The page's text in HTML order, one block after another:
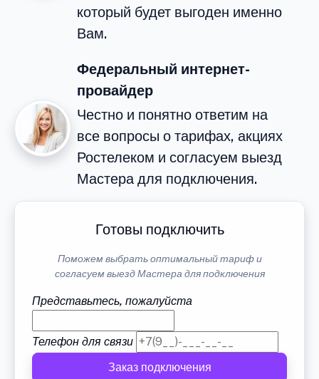
который будет выгоден именно
Вам.
Федеральный интернет-
провайдер
Честно и понятно ответим на
все вопросы о тарифах, акциях
Ростелеком и согласуем выезд
Мастера для подключения.
Готовы подключить
Поможем выбрать оптимальный тариф и
согласуем выезд Мастера для подключения
Представьтесь, пожалуйста
Телефон для связи
Заказ подключения